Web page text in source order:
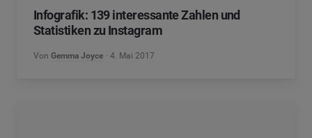
Infografik: 139 interessante Zahlen und
Statistiken zu Instagram
Von Gemma Joyce 4. Mai 2017